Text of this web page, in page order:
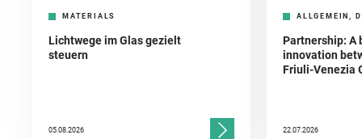
MATERIALS
Lichtwege im Glas gezielt
steuern
05.08.2026
ALLGEMEIN,
Partnership: A
innovation
Friuli-Venezia
22.07.2026